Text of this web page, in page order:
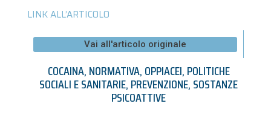
LINK ALL’ARTICOLO
Vai all'articolo originale
COCAINA,NORMATIVA,OPPIACEI,POLITICHE
SOCIALI E SANITARIE,PREVENZIONE,SOSTANZE
PSICOATTIVE